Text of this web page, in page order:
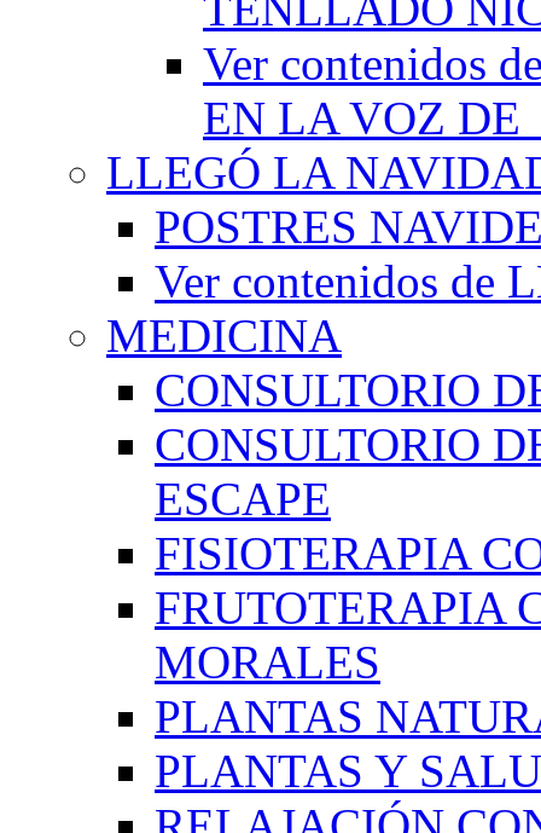
Ver contenidos
EN LA VOZ DE
LLEGÓ LA
POSTRES
Ver contenidos de
MEDICINA
CONSULTORIO
CONSULTORIO
ESCAPE
FISIOTERAPIA
FRUTOTERAPIA
MORALES
PLANTAS
PLANTAS Y